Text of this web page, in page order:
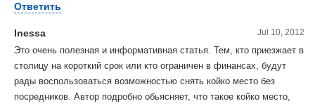
Ответить
Inessa Jul 10, 2012
Это очень полезная и информативная статья. Тем, кто приезжает в
столицу на короткий срок или кто ограничен в финансах, будут
рады воспользоваться возможностью снять койко место без
посредников. Автор подробно обьясняет, что такое койко место,